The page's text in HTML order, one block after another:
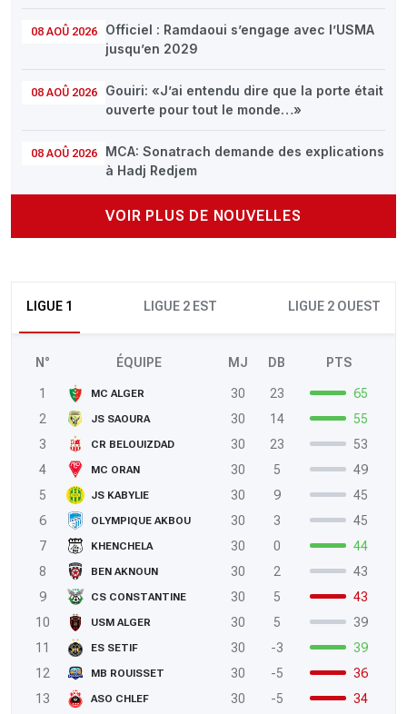
08 AOÛ 2026
Officiel : Ramdaoui s’engage avec l’USMA
jusqu’en 2029
08 AOÛ 2026
Gouiri: «J’ai entendu dire que la porte était
ouverte pour tout le monde…»
08 AOÛ 2026
MCA: Sonatrach demande des explications
à Hadj Redjem
VOIR PLUS DE NOUVELLES
LIGUE 1 LIGUE 2 EST LIGUE 2 OUEST
N° ÉQUIPE MJ DB PTS
1 MC ALGER 30 23
65
2
JS SAOURA 30 14
55
3
CR BELOUIZDAD 30 23
53
4
MC ORAN 30 5
49
5
JS KABYLIE 30 9
45
6
OLYMPIQUE AKBOU 30 3
45
7
KHENCHELA 30 0
44
8
BEN AKNOUN 30 2
43
9
CS CONSTANTINE 30 5
43
10
USM ALGER 30 5
39
11
ES SETIF 30 -3
39
12
MB ROUISSET 30 -5
36
13
ASO CHLEF 30 -5
34